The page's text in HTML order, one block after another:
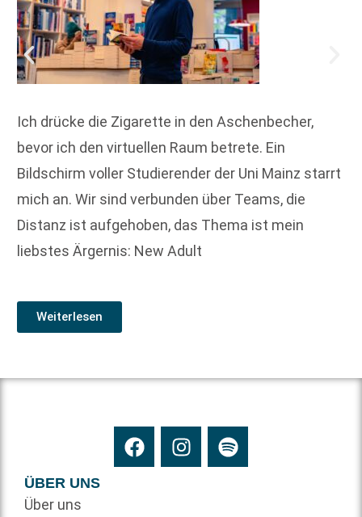
Ich drücke die Zigarette in den Aschenbecher,
bevor ich den virtuellen Raum betrete. Ein
Bildschirm voller Studierender der Uni Mainz starrt
mich an. Wir sind verbunden über Teams, die
Distanz ist aufgehoben, das Thema ist mein
liebstes Ärgernis: New Adult
Weiterlesen
ÜBER UNS
Über uns